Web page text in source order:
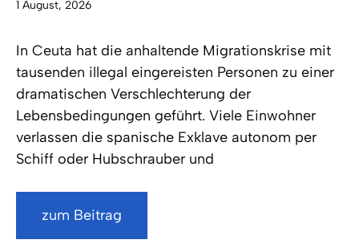
1 August, 2026
In Ceuta hat die anhaltende Migrationskrise mit
tausenden illegal eingereisten Personen zu einer
dramatischen Verschlechterung der
Lebensbedingungen geführt. Viele Einwohner
verlassen die spanische Exklave autonom per
Schiff oder Hubschrauber und
zum Beitrag